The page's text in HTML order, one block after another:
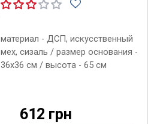
материал - ДСП, искусственный
мех, сизаль / размер основания -
36х36 см / высота - 65 см
612 грн